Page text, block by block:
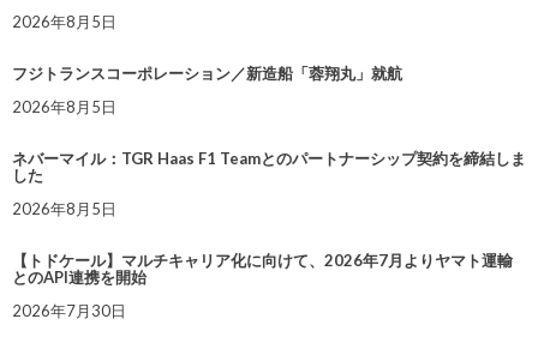
2026年8月5日
フジトランスコーポレーション／新造船「蓉翔丸」就航
2026年8月5日
ネバーマイル：TGR Haas F1 Teamとのパートナーシップ契約を締結しま
した
2026年8月5日
【トドケール】マルチキャリア化に向けて、2026年7月よりヤマト運輸
とのAPI連携を開始
2026年7月30日